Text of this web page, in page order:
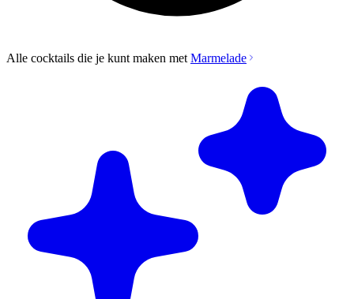
Alle cocktails die je kunt maken met Marmelade